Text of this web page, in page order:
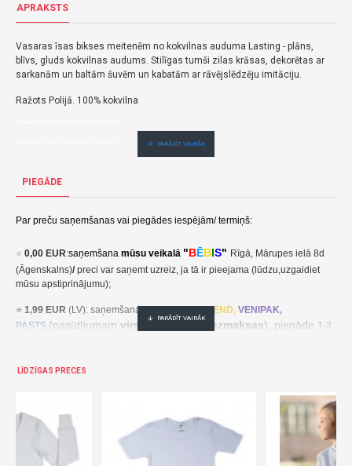
APRAKSTS
Vasaras īsas bikses meitenēm no kokvilnas auduma Lasting - plāns,
blīvs, gluds kokvilnas audums. Stilīgas tumši zilas krāsas, dekorētas ar
sarkanām un baltām šuvēm un kabatām ar rāvējslēdzēju imitāciju.
Ražots Polijā. 100% kokvilna
Nopirkt Vasaras bikses KOLORINO LD117--par zemu cenu,ātri,ērti,bez gaidīšanas.Cenas no vairumtirgotāja.
PIEGĀDE
Par preču saņemšanas vai piegādes iespējām/ termiņš:
⭐ 0,00 EUR:saņemšana mūsu veikalā "BĒBIS" Rīgā, Mārupes ielā 8d
(Āgenskalns)/preci var saņemt uzreiz, ja tā ir pieejama (lūdzu,uzgaidiet
mūsu apstiprinājumu);
⭐ 1,99 EUR (LV): saņemšana pakomātā SEND, VENIPAK,
PASTS (pasūtījumam virs 30,00 EUR- bezmaksas), piegāde 1-3
⭐2,49 EUR(LT, EE): saņemšana pakomātā
2,49 EUR kättesaamine pakiautomaadis UNISEND, Udrop,
kohaletoimetamine 2-5 tööpäeva jooksul;
LT: 2,49 EUR gavimas siuntų automate UNISEND, Udrop, LPExpress,
pristatymas per 2–5 darbo dienas;
LĪDZĪGAS PRECES